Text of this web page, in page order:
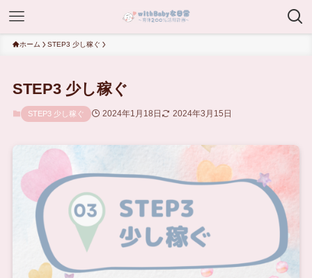
ホーム STEP3 少し稼ぐ
STEP3 少し稼ぐ
STEP3 少し稼ぐ 2024年1月18日 2024年3月15日